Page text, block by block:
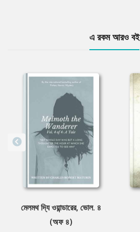
এ রকম আরও বই
মেলমথ দ্যি ওয়ান্ডারের, ভোল. ৪
(অফ ৪)